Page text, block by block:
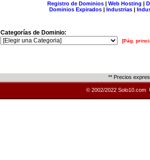
Registro de Dominios| Web Hosting |
Dominios Expirados | Industrias |
Categorías de Dominio:
[Pág.
** Precios
© 2002/2022 Solo10.com